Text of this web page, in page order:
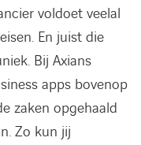
voldoet veelal
En juist die
Bij Axians
apps bovenop
zaken opgehaald
Zo kun jij